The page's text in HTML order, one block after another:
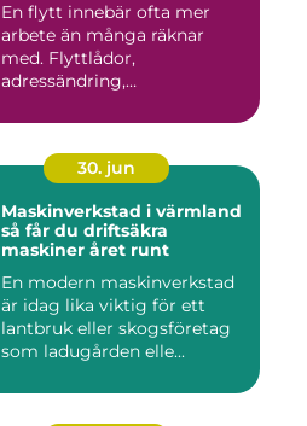
En flytt innebär ofta mer
arbete än många räknar
med. Flyttlådor,
adressändring,
30. jun
Maskinverkstad i värmland
så får du driftsäkra
maskiner året runt
En modern maskinverkstad
är idag lika viktig för ett
lantbruk eller skogsföretag
som ladugården elle...